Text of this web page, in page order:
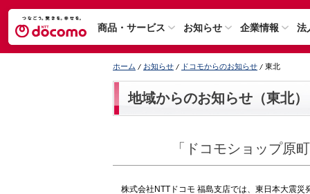
商品・サービス お知らせ 企業情報 法
ホーム お知らせ ドコモからのお知らせ 東北
地域からのお知らせ（東北）
「ドコモショップ原
株式会社NTTドコモ 福島支店では、東日本大震災